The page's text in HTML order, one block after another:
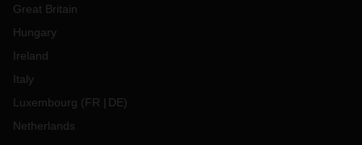
Great Britain
Hungary
Ireland
Italy
Luxembourg (FR DE)
Netherlands